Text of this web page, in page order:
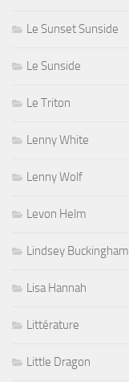
Le Sunset Sunside
Le Sunside
Le Triton
Lenny White
Lenny Wolf
Levon Helm
Lindsey Buckingham
Lisa Hannah
Littérature
Little Dragon